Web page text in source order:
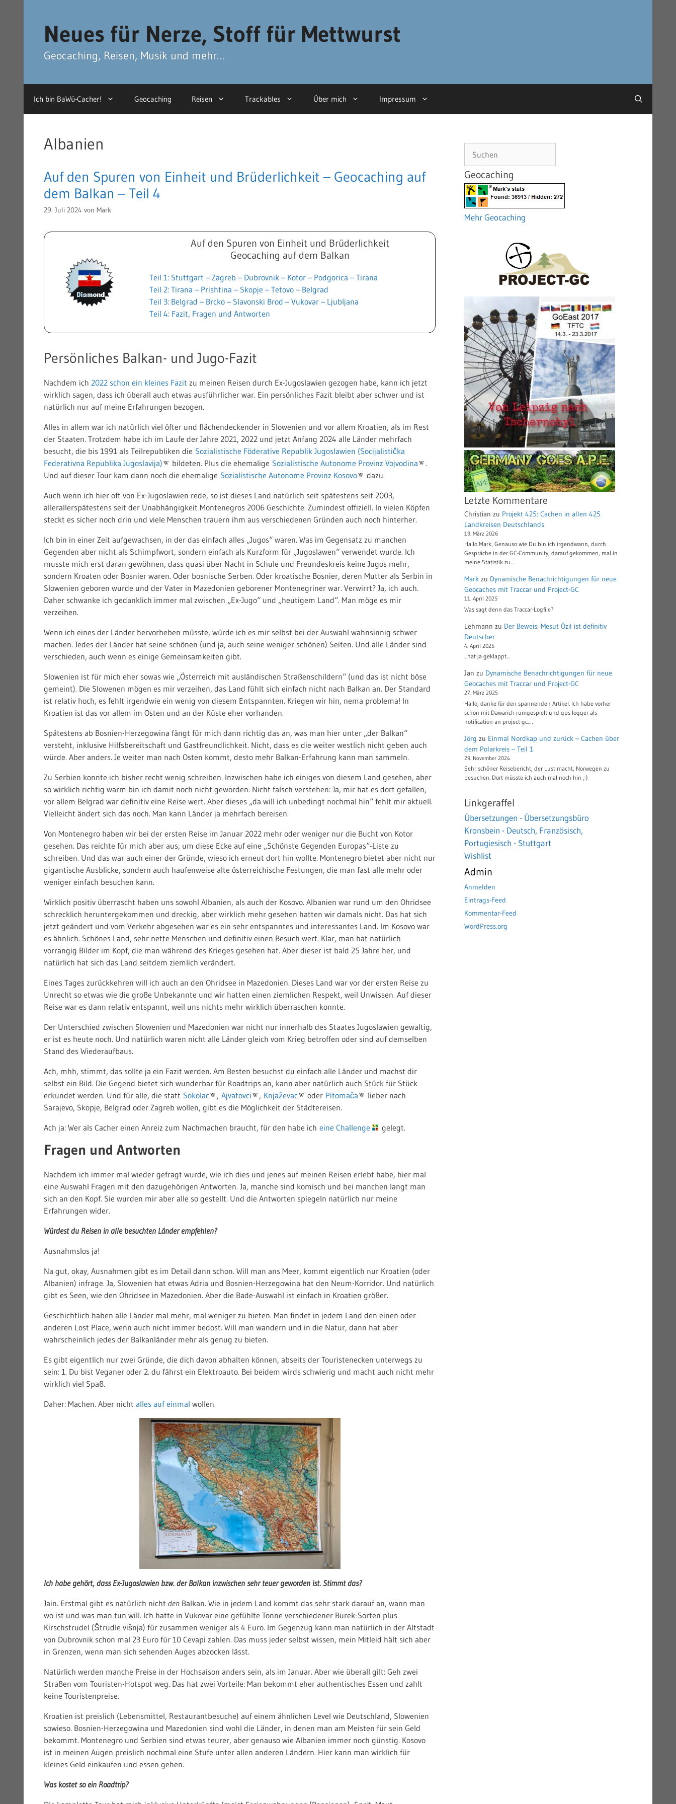
Neues für Nerze, Stoff für Mettwurst
Geocaching, Reisen, Musik und mehr…
Ich bin BaWü-Cacher! Geocaching Reisen Trackables Über mich Impressum
Albanien
Auf den Spuren von Einheit und Brüderlichkeit – Geocaching auf
dem Balkan – Teil 4
29. Juli 2024 von Mark
Auf den Spuren von Einheit und Brüderlichkeit
Geocaching auf dem Balkan
Teil 1: Stuttgart – Zagreb – Dubrovnik – Kotor – Podgorica – Tirana
Teil 2: Tirana – Prishtina – Skopje – Tetovo – Belgrad
Teil 3: Belgrad – Brcko – Slavonski Brod – Vukovar – Ljubljana
Teil 4: Fazit, Fragen und Antworten
Persönliches Balkan- und Jugo-Fazit
Nachdem ich 2022 schon ein kleines Fazit zu meinen Reisen durch Ex-Jugoslawien gezogen habe, kann ich jetzt
wirklich sagen, dass ich überall auch etwas ausführlicher war. Ein persönliches Fazit bleibt aber schwer und ist
natürlich nur auf meine Erfahrungen bezogen.
Alles in allem war ich natürlich viel öfter und flächendeckender in Slowenien und vor allem Kroatien, als im Rest
der Staaten. Trotzdem habe ich im Laufe der Jahre 2021, 2022 und jetzt Anfang 2024 alle Länder mehrfach
besucht, die bis 1991 als Teilrepubliken die Sozialistische Föderative Republik Jugoslawien (Socijalistička
Federativna Republika Jugoslavija)
bildeten. Plus die ehemalige Sozialistische Autonome Provinz Vojvodina
.
Und auf dieser Tour kam dann noch die ehemalige Sozialistische Autonome Provinz Kosovo
dazu.
Auch wenn ich hier oft von Ex-Jugoslawien rede, so ist dieses Land natürlich seit spätestens seit 2003,
allerallerspätestens seit der Unabhängigkeit Montenegros 2006 Geschichte. Zumindest offiziell. In vielen Köpfen
steckt es sicher noch drin und viele Menschen trauern ihm aus verschiedenen Gründen auch noch hinterher.
Ich bin in einer Zeit aufgewachsen, in der das einfach alles „Jugos“ waren. Was im Gegensatz zu manchen
Gegenden aber nicht als Schimpfwort, sondern einfach als Kurzform für „Jugoslawen“ verwendet wurde. Ich
musste mich erst daran gewöhnen, dass quasi über Nacht in Schule und Freundeskreis keine Jugos mehr,
sondern Kroaten oder Bosnier waren. Oder bosnische Serben. Oder kroatische Bosnier, deren Mutter als Serbin in
Slowenien geboren wurde und der Vater in Mazedonien geborener Montenegriner war. Verwirrt? Ja, ich auch.
Daher schwanke ich gedanklich immer mal zwischen „Ex-Jugo“ und „heutigem Land“. Man möge es mir
verzeihen.
Wenn ich eines der Länder hervorheben müsste, würde ich es mir selbst bei der Auswahl wahnsinnig schwer
machen. Jedes der Länder hat seine schönen (und ja, auch seine weniger schönen) Seiten. Und alle Länder sind
verschieden, auch wenn es einige Gemeinsamkeiten gibt.
Slowenien ist für mich eher sowas wie „Österreich mit ausländischen Straßenschildern“ (und das ist nicht böse
gemeint). Die Slowenen mögen es mir verzeihen, das Land fühlt sich einfach nicht nach Balkan an. Der Standard
ist relativ hoch, es fehlt irgendwie ein wenig von diesem Entspannten. Kriegen wir hin, nema problema! In
Kroatien ist das vor allem im Osten und an der Küste eher vorhanden.
Spätestens ab Bosnien-Herzegowina fängt für mich dann richtig das an, was man hier unter „der Balkan“
versteht, inklusive Hilfsbereitschaft und Gastfreundlichkeit. Nicht, dass es die weiter westlich nicht geben auch
würde. Aber anders. Je weiter man nach Osten kommt, desto mehr Balkan-Erfahrung kann man sammeln.
Zu Serbien konnte ich bisher recht wenig schreiben. Inzwischen habe ich einiges von diesem Land gesehen, aber
so wirklich richtig warm bin ich damit noch nicht geworden. Nicht falsch verstehen: Ja, mir hat es dort gefallen,
vor allem Belgrad war definitiv eine Reise wert. Aber dieses „da will ich unbedingt nochmal hin“ fehlt mir aktuell.
Vielleicht ändert sich das noch. Man kann Länder ja mehrfach bereisen.
Von Montenegro haben wir bei der ersten Reise im Januar 2022 mehr oder weniger nur die Bucht von Kotor
gesehen. Das reichte für mich aber aus, um diese Ecke auf eine „Schönste Gegenden Europas“-Liste zu
schreiben. Und das war auch einer der Gründe, wieso ich erneut dort hin wollte. Montenegro bietet aber nicht nur
gigantische Ausblicke, sondern auch haufenweise alte österreichische Festungen, die man fast alle mehr oder
weniger einfach besuchen kann.
Wirklich positiv überrascht haben uns sowohl Albanien, als auch der Kosovo. Albanien war rund um den Ohridsee
schrecklich heruntergekommen und dreckig, aber wirklich mehr gesehen hatten wir damals nicht. Das hat sich
jetzt geändert und vom Verkehr abgesehen war es ein sehr entspanntes und interessantes Land. Im Kosovo war
es ähnlich. Schönes Land, sehr nette Menschen und definitiv einen Besuch wert. Klar, man hat natürlich
vorrangig Bilder im Kopf, die man während des Krieges gesehen hat. Aber dieser ist bald 25 Jahre her, und
natürlich hat sich das Land seitdem ziemlich verändert.
Eines Tages zurückkehren will ich auch an den Ohridsee in Mazedonien. Dieses Land war vor der ersten Reise zu
Unrecht so etwas wie die große Unbekannte und wir hatten einen ziemlichen Respekt, weil Unwissen. Auf dieser
Reise war es dann relativ entspannt, weil uns nichts mehr wirklich überraschen konnte.
Der Unterschied zwischen Slowenien und Mazedonien war nicht nur innerhalb des Staates Jugoslawien gewaltig,
er ist es heute noch. Und natürlich waren nicht alle Länder gleich vom Krieg betroffen oder sind auf demselben
Stand des Wiederaufbaus.
Ach, mhh, stimmt, das sollte ja ein Fazit werden. Am Besten besuchst du einfach alle Länder und machst dir
selbst ein Bild. Die Gegend bietet sich wunderbar für Roadtrips an, kann aber natürlich auch Stück für Stück
erkundet werden. Und für alle, die statt Sokolac , Ajvatovci , Knjaževac oder Pitomača
lieber nach
Sarajevo, Skopje, Belgrad oder Zagreb wollen, gibt es die Möglichkeit der Städtereisen.
Ach ja: Wer als Cacher einen Anreiz zum Nachmachen braucht, für den habe ich eine Challenge gelegt.
Fragen und Antworten
Nachdem ich immer mal wieder gefragt wurde, wie ich dies und jenes auf meinen Reisen erlebt habe, hier mal
eine Auswahl Fragen mit den dazugehörigen Antworten. Ja, manche sind komisch und bei manchen langt man
sich an den Kopf. Sie wurden mir aber alle so gestellt. Und die Antworten spiegeln natürlich nur meine
Erfahrungen wider.
Würdest du Reisen in alle besuchten Länder empfehlen?
Ausnahmslos ja!
Na gut, okay, Ausnahmen gibt es im Detail dann schon. Will man ans Meer, kommt eigentlich nur Kroatien (oder
Albanien) infrage. Ja, Slowenien hat etwas Adria und Bosnien-Herzegowina hat den Neum-Korridor. Und natürlich
gibt es Seen, wie den Ohridsee in Mazedonien. Aber die Bade-Auswahl ist einfach in Kroatien größer.
Geschichtlich haben alle Länder mal mehr, mal weniger zu bieten. Man findet in jedem Land den einen oder
anderen Lost Place, wenn auch nicht immer bedost. Will man wandern und in die Natur, dann hat aber
wahrscheinlich jedes der Balkanländer mehr als genug zu bieten.
Es gibt eigentlich nur zwei Gründe, die dich davon abhalten können, abseits der Touristenecken unterwegs zu
sein: 1. Du bist Veganer oder 2. du fährst ein Elektroauto. Bei beidem wirds schwierig und macht auch nicht mehr
wirklich viel Spaß.
Daher: Machen. Aber nicht alles auf einmal wollen.
Ich habe gehört, dass Ex-Jugoslawien bzw. der Balkan inzwischen sehr teuer geworden ist. Stimmt das?
Jain. Erstmal gibt es natürlich nicht den Balkan. Wie in jedem Land kommt das sehr stark darauf an, wann man
wo ist und was man tun will. Ich hatte in Vukovar eine gefühlte Tonne verschiedener Burek-Sorten plus
Kirschstrudel (Štrudle višnja) für zusammen weniger als 4 Euro. Im Gegenzug kann man natürlich in der Altstadt
von Dubrovnik schon mal 23 Euro für 10 Cevapi zahlen. Das muss jeder selbst wissen, mein Mitleid hält sich aber
in Grenzen, wenn man sich sehenden Auges abzocken lässt.
Natürlich werden manche Preise in der Hochsaison anders sein, als im Januar. Aber wie überall gilt: Geh zwei
Straßen vom Touristen-Hotspot weg. Das hat zwei Vorteile: Man bekommt eher authentisches Essen und zahlt
keine Touristenpreise.
Kroatien ist preislich (Lebensmittel, Restaurantbesuche) auf einem ähnlichen Level wie Deutschland, Slowenien
sowieso. Bosnien-Herzegowina und Mazedonien sind wohl die Länder, in denen man am Meisten für sein Geld
bekommt. Montenegro und Serbien sind etwas teurer, aber genauso wie Albanien immer noch günstig. Kosovo
ist in meinen Augen preislich nochmal eine Stufe unter allen anderen Ländern. Hier kann man wirklich für
kleines Geld einkaufen und essen gehen.
Was kostet so ein Roadtrip?
Geocaching
Mehr Geocaching
Letzte Kommentare
Christian zu Projekt 425: Cachen in allen 425
Landkreisen Deutschlands
19. März 2026
Hallo Mark, Genauso wie Du bin ich irgendwann, durch
Gespräche in der GC-Community, darauf gekommen, mal in
meine Statistik zu…
Mark zu Dynamische Benachrichtigungen für neue
Geocaches mit Traccar und Project-GC
11. April 2025
Was sagt denn das Traccar-Logfile?
Lehmann zu Der Beweis: Mesut Özil ist definitiv
Deutscher
4. April 2025
...hat ja geklappt...
Jan zu Dynamische Benachrichtigungen für neue
Geocaches mit Traccar und Project-GC
27. März 2025
Hallo, danke für den spannenden Artikel. Ich habe vorher
schon mit Dawarich rumgespielt und gps logger als
notification an project-gc.…
Jörg zu Einmal Nordkap und zurück – Cachen über
dem Polarkreis – Teil 1
29. November 2024
Sehr schöner Reisebericht, der Lust macht, Norwegen zu
besuchen. Dort müsste ich auch mal noch hin ;-)
Linkgeraffel
Übersetzungen - Übersetzungsbüro
Kronsbein - Deutsch, Französisch,
Portugiesisch - Stuttgart
Wishlist
Admin
Anmelden
Eintrags-Feed
Kommentar-Feed
WordPress.org